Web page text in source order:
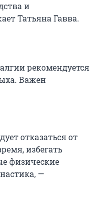
и
Татьяна Гавва.
рекомендуется
Важен
отказаться от
избегать
физические
—